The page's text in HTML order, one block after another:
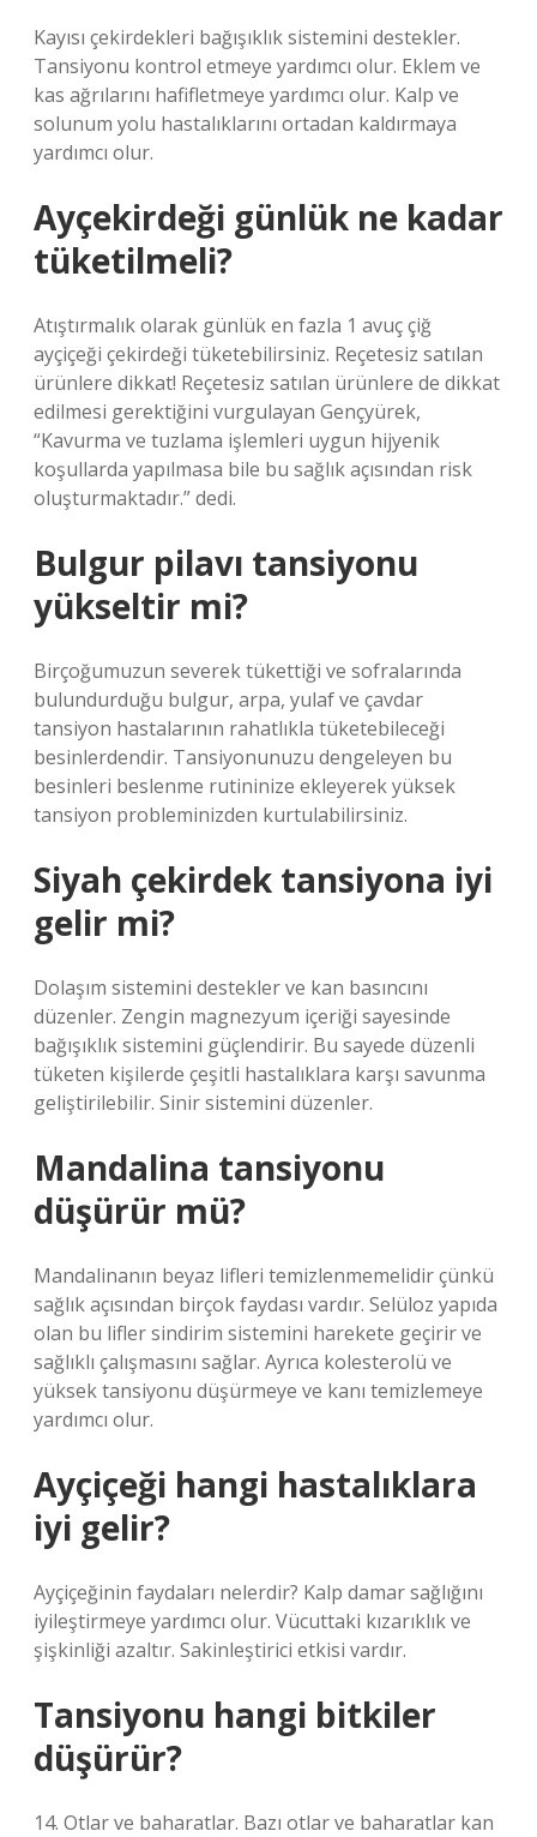
Kayısı çekirdekleri bağışıklık sistemini destekler.
Tansiyonu kontrol etmeye yardımcı olur. Eklem ve
kas ağrılarını hafifletmeye yardımcı olur. Kalp ve
solunum yolu hastalıklarını ortadan kaldırmaya
yardımcı olur.
Ayçekirdeği günlük ne kadar
tüketilmeli?
Atıştırmalık olarak günlük en fazla 1 avuç çiğ
ayçiçeği çekirdeği tüketebilirsiniz. Reçetesiz satılan
ürünlere dikkat! Reçetesiz satılan ürünlere de dikkat
edilmesi gerektiğini vurgulayan Gençyürek,
“Kavurma ve tuzlama işlemleri uygun hijyenik
koşullarda yapılmasa bile bu sağlık açısından risk
oluşturmaktadır.” dedi.
Bulgur pilavı tansiyonu
yükseltir mi?
Birçoğumuzun severek tükettiği ve sofralarında
bulundurduğu bulgur, arpa, yulaf ve çavdar
tansiyon hastalarının rahatlıkla tüketebileceği
besinlerdendir. Tansiyonunuzu dengeleyen bu
besinleri beslenme rutininize ekleyerek yüksek
tansiyon probleminizden kurtulabilirsiniz.
Siyah çekirdek tansiyona iyi
gelir mi?
Dolaşım sistemini destekler ve kan basıncını
düzenler. Zengin magnezyum içeriği sayesinde
bağışıklık sistemini güçlendirir. Bu sayede düzenli
tüketen kişilerde çeşitli hastalıklara karşı savunma
geliştirilebilir. Sinir sistemini düzenler.
Mandalina tansiyonu
düşürür mü?
Mandalinanın beyaz lifleri temizlenmemelidir çünkü
sağlık açısından birçok faydası vardır. Selüloz yapıda
olan bu lifler sindirim sistemini harekete geçirir ve
sağlıklı çalışmasını sağlar. Ayrıca kolesterolü ve
yüksek tansiyonu düşürmeye ve kanı temizlemeye
yardımcı olur.
Ayçiçeği hangi hastalıklara
iyi gelir?
Ayçiçeğinin faydaları nelerdir? Kalp damar sağlığını
iyileştirmeye yardımcı olur. Vücuttaki kızarıklık ve
şişkinliği azaltır. Sakinleştirici etkisi vardır.
Tansiyonu hangi bitkiler
düşürür?
14. Otlar ve baharatlar. Bazı otlar ve baharatlar kan